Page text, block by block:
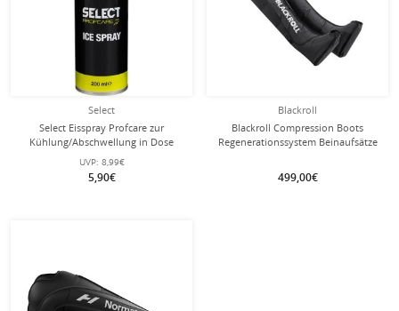
Select
Select Eisspray Profcare zur
Kühlung/Abschwellung in Dose
200ml
UVP: 8,99€
5,90€
Blackroll
Blackroll Compression Boots
Regenerationssystem Beinaufsätze
499,00€